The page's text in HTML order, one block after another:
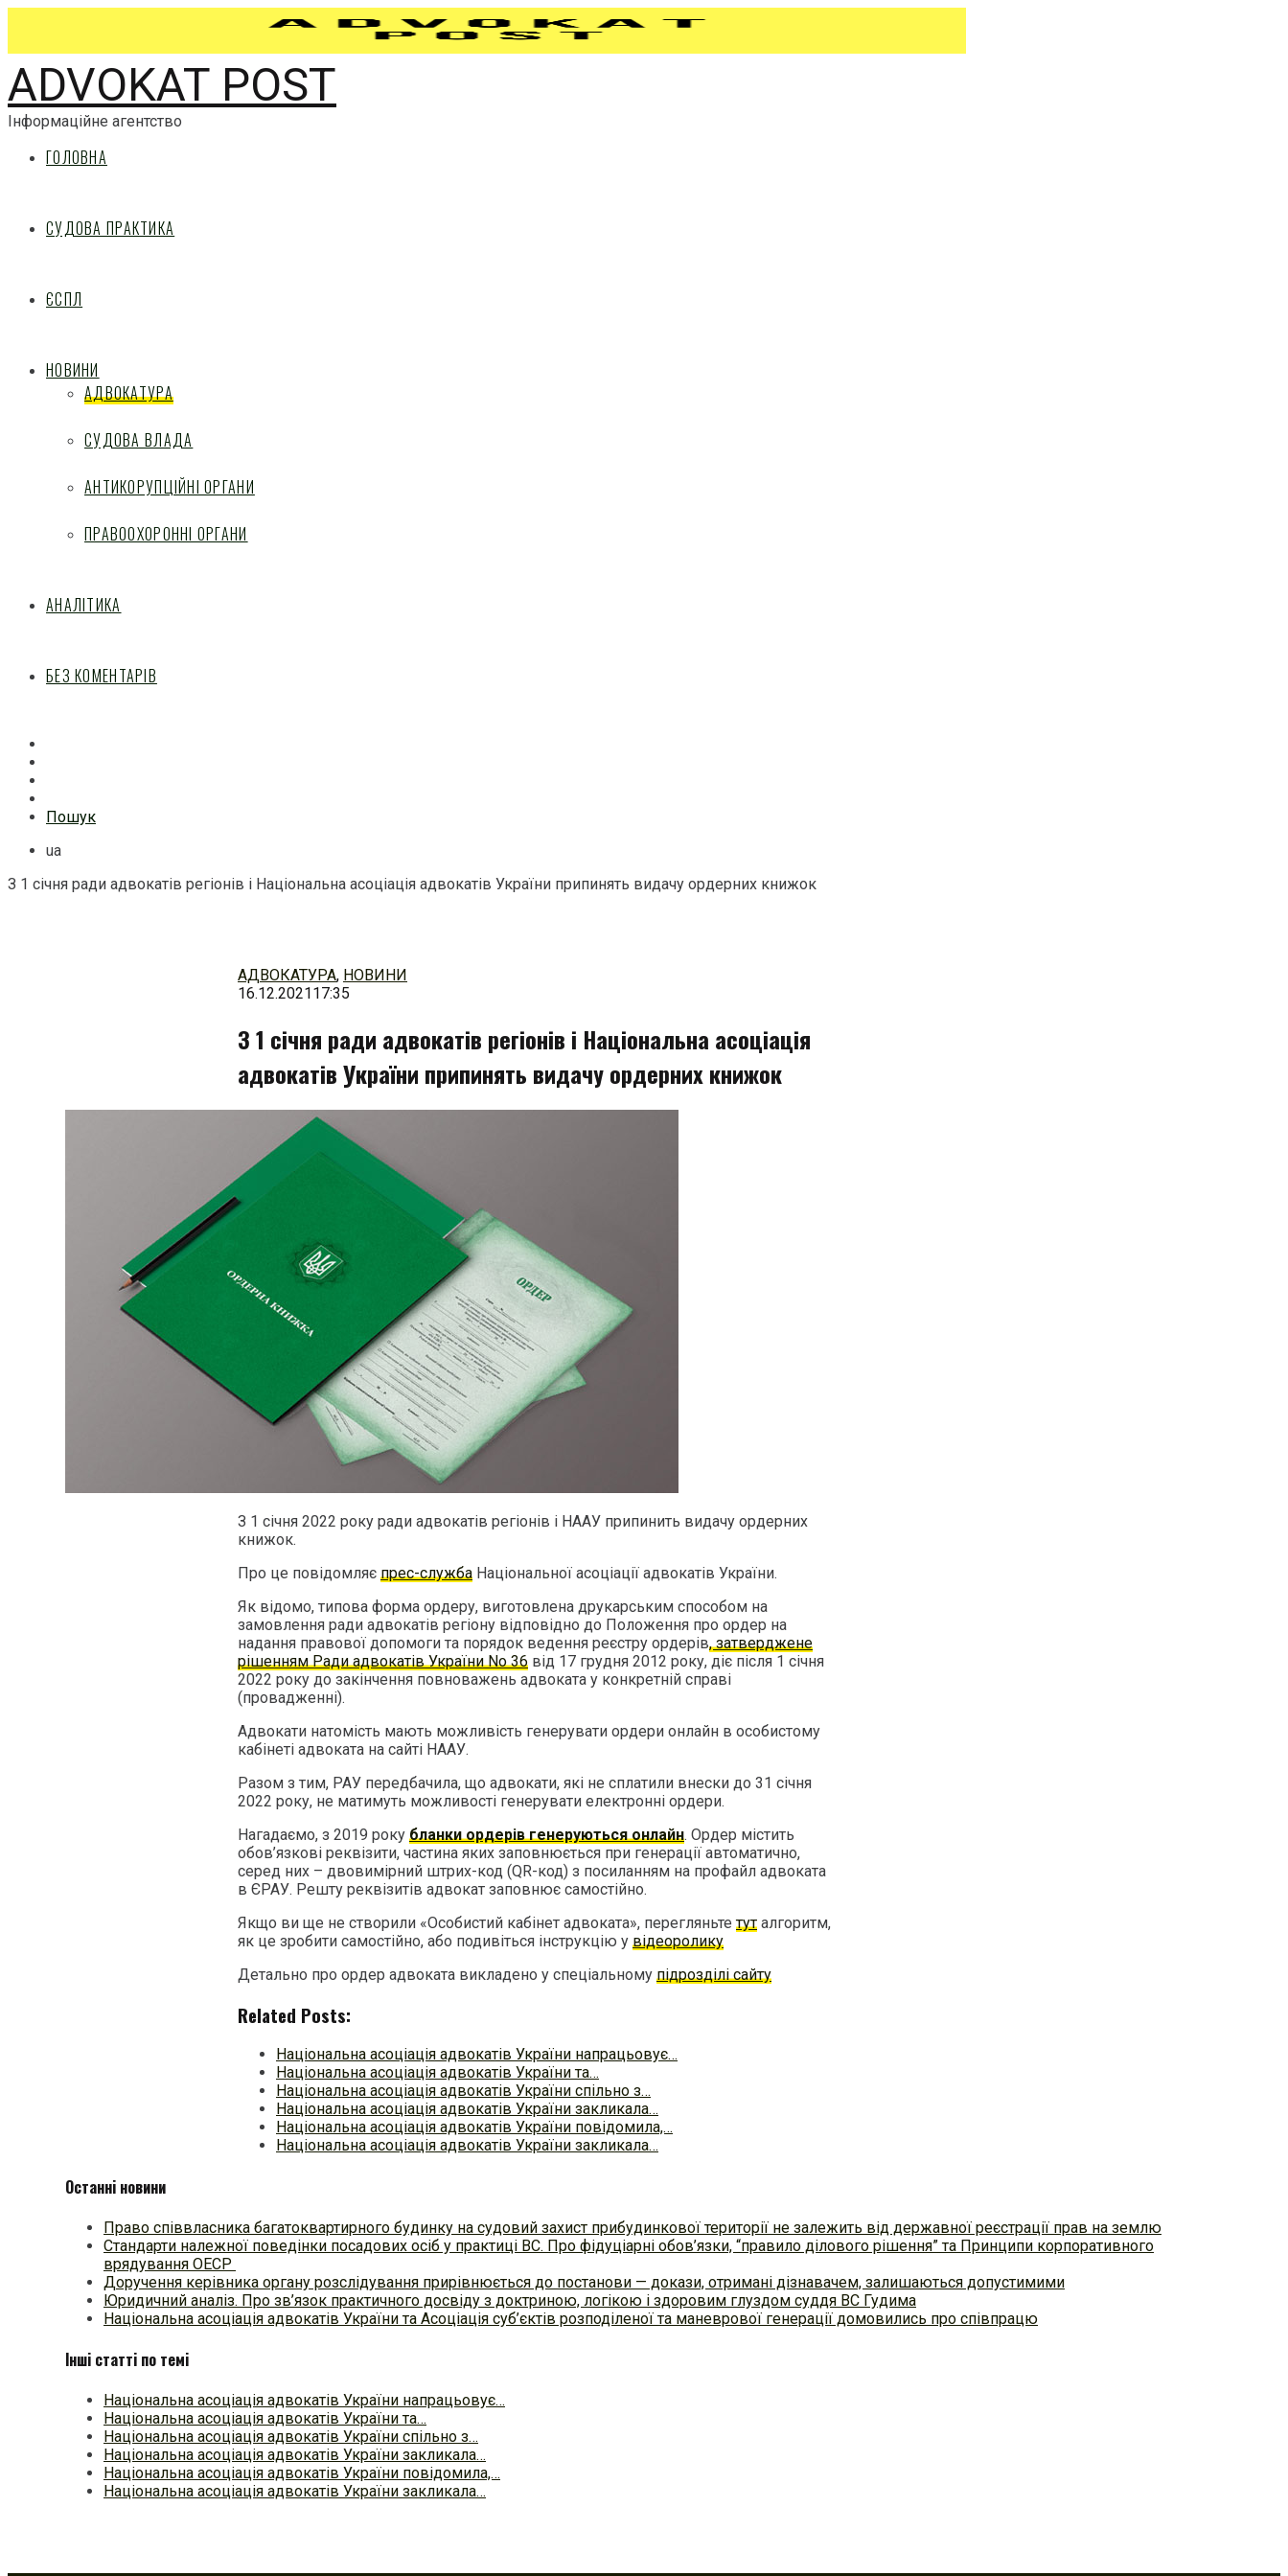
ADVOKAT POST
Інформаційне агентство
ГОЛОВНА
СУДОВА ПРАКТИКА
ЄСПЛ
НОВИНИ
АДВОКАТУРА
СУДОВА ВЛАДА
АНТИКОРУПЦІЙНІ ОРГАНИ
ПРАВООХОРОННІ ОРГАНИ
АНАЛІТИКА
БЕЗ КОМЕНТАРІВ
Пошук
ua
З 1 січня ради адвокатів регіонів і Національна асоціація адвокатів України припинять видачу ордерних книжок
АДВОКАТУРА, НОВИНИ
16.12.202117:35
З 1 січня ради адвокатів регіонів і Національна асоціація
адвокатів України припинять видачу ордерних книжок
З 1 січня 2022 року ради адвокатів регіонів і НААУ припинить видачу ордерних
книжок.
Про це повідомляє прес-служба Національної асоціації адвокатів України.
Як відомо, типова форма ордеру, виготовлена друкарським способом на
замовлення ради адвокатів регіону відповідно до Положення про ордер на
надання правової допомоги та порядок ведення реєстру ордерів, затверджене
рішенням Ради адвокатів України No 36 від 17 грудня 2012 року, діє після 1 січня
2022 року до закінчення повноважень адвоката у конкретній справі
(провадженні).
Адвокати натомість мають можливість генерувати ордери онлайн в особистому
кабінеті адвоката на сайті НААУ.
Разом з тим, РАУ передбачила, що адвокати, які не сплатили внески до 31 січня
2022 року, не матимуть можливості генерувати електронні ордери.
Нагадаємо, з 2019 року бланки ордерів генеруються онлайн. Ордер містить
обов’язкові реквізити, частина яких заповнюється при генерації автоматично,
серед них – двовимірний штрих-код (QR-код) з посиланням на профайл адвоката
в ЄРАУ. Решту реквізитів адвокат заповнює самостійно.
Якщо ви ще не створили «Особистий кабінет адвоката», перегляньтетут алгоритм,
як це зробити самостійно, або подивіться інструкцію у відеоролику
Детально про ордер адвоката викладено у спеціальному підрозділі сайту
Related Posts:
Національна асоціація адвокатів України напрацьовує…
Національна асоціація адвокатів України та…
Національна асоціація адвокатів України спільно з…
Національна асоціація адвокатів України закликала…
Національна асоціація адвокатів України повідомила,…
Національна асоціація адвокатів України закликала…
Останні новини
Право співвласника багатоквартирного будинку на судовий захист прибудинкової території не залежить від державної реєстрації прав на землю
Стандарти належної поведінки посадових осіб у практиці ВC. Про фідуціарні обов’язки, “правило ділового рішення” та Принципи корпоративного
врядування ОЕСР
Доручення керівника органу розслідування прирівнюється до постанови — докази, отримані дізнавачем, залишаються допустимими
Юридичний аналіз. Про зв’язок практичного досвіду з доктриною, логікою і здоровим глуздом суддя ВС Гудима
Національна асоціація адвокатів України та Асоціація суб’єктів розподіленої та маневрової генерації домовились про співпрацю
Інші статті по темі
Національна асоціація адвокатів України напрацьовує…
Національна асоціація адвокатів України та…
Національна асоціація адвокатів України спільно з…
Національна асоціація адвокатів України закликала…
Національна асоціація адвокатів України повідомила,…
Національна асоціація адвокатів України закликала…